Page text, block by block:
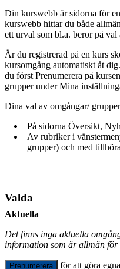
Din kurswebb är sidorna för
kurswebb hittar du både
ett urval som bl.a. beror på
Är du registrerad på en kurs
kursomgång automatiskt åt
du först Prenumerera på
grupper under Mina
Dina val av omgångar/
På sidorna Översikt,
Av rubriker i
grupper) och med
Valda
Aktuella
Det finns inga aktuella
information som är allmän för
Prenumerera för att göra